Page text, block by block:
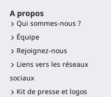
A propos
Qui sommes-nous ?
Équipe
Rejoignez-nous
Liens vers les réseaux
sociaux
Kit de presse et logos